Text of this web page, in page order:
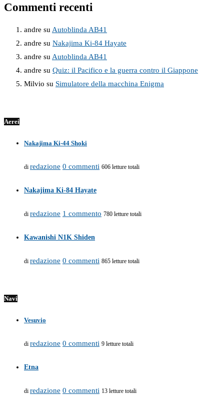
Commenti recenti
andre su Autoblinda AB41
andre su Nakajima Ki-84 Hayate
andre su Autoblinda AB41
andre su Quiz: il Pacifico e la guerra contro il Giappone
Milvio su Simulatore della macchina Enigma
Aerei
Nakajima Ki-44 Shoki
di redazione 0 commenti 606 letture totali
Nakajima Ki-84 Hayate
di redazione 1 commento 780 letture totali
Kawanishi N1K Shiden
di redazione 0 commenti 865 letture totali
Navi
Vesuvio
di redazione 0 commenti 9 letture totali
Etna
di redazione 0 commenti 13 letture totali